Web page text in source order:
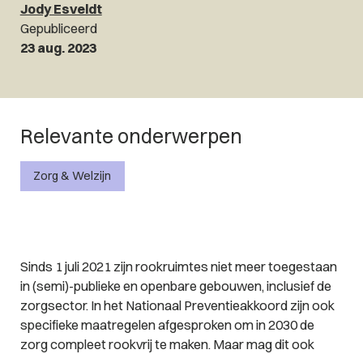
Jody Esveldt
Gepubliceerd
23 aug. 2023
Relevante onderwerpen
Zorg & Welzijn
Sinds 1 juli 2021 zijn rookruimtes niet meer toegestaan
in (semi)-publieke en openbare gebouwen, inclusief de
zorgsector. In het Nationaal Preventieakkoord zijn ook
specifieke maatregelen afgesproken om in 2030 de
zorg compleet rookvrij te maken. Maar mag dit ook